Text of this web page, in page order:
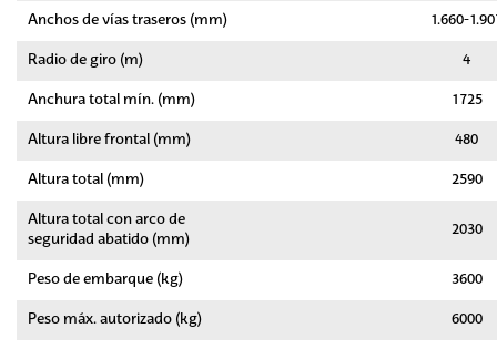
Anchos de vías traseros (mm) 1.660-
Radio de giro (m) 4
Anchura total mín. (mm) 1725
Altura libre frontal (mm) 480
Altura total (mm) 2590
Altura total con arco de
seguridad abatido (mm)
2030
Peso de embarque (kg) 3600
Peso máx. autorizado (kg) 6000